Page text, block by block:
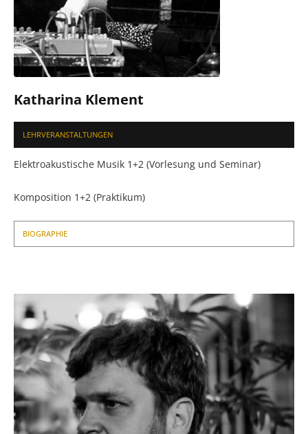
Katharina Klement
LEHRVERANSTALTUNGEN
Elektroakustische Musik 1+2 (Vorlesung und Seminar)
Komposition 1+2 (Praktikum)
BIOGRAPHIE